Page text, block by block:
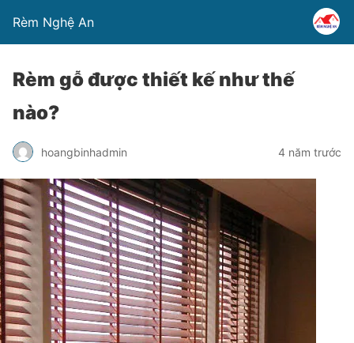
Rèm Nghệ An
Rèm gỗ được thiết kế như thế
nào?
hoangbinhadmin 4 năm trước